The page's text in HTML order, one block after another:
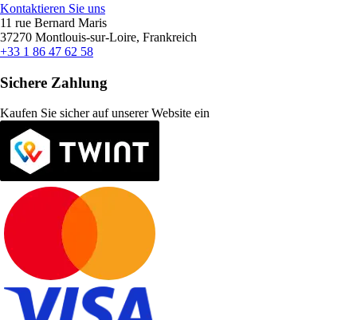
Kontaktieren Sie uns
11 rue Bernard Maris
37270 Montlouis-sur-Loire, Frankreich
+33 1 86 47 62 58
Sichere Zahlung
Kaufen Sie sicher auf unserer Website ein